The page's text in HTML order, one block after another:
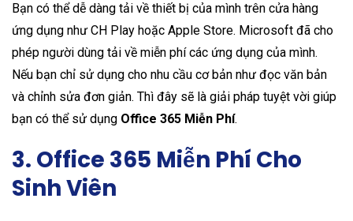
Bạn có thể dễ dàng tải về thiết bị của mình trên cửa hàng
ứng dụng như CH Play hoặc Apple Store. Microsoft đã cho
phép người dùng tải về miễn phí các ứng dụng của mình.
Nếu bạn chỉ sử dụng cho nhu cầu cơ bản như đọc văn bản
và chỉnh sửa đơn giản. Thì đây sẽ là giải pháp tuyệt vời giúp
bạn có thể sử dụng Office 365 Miễn Phí.
3. Office 365 Miễn Phí Cho
Sinh Viên